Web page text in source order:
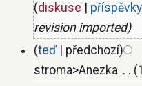
diskuse
příspěvky
revision imported
teď
předchozí
stroma>Anezka